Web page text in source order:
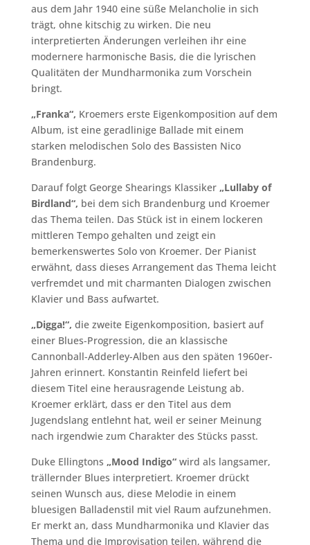
aus dem Jahr 1940 eine süße Melancholie in sich
trägt, ohne kitschig zu wirken. Die neu
interpretierten Änderungen verleihen ihr eine
modernere harmonische Basis, die die lyrischen
Qualitäten der Mundharmonika zum Vorschein
bringt.
„Franka“, Kroemers erste Eigenkomposition auf dem
Album, ist eine geradlinige Ballade mit einem
starken melodischen Solo des Bassisten Nico
Brandenburg.
Darauf folgt George Shearings Klassiker „Lullaby of
Birdland“, bei dem sich Brandenburg und Kroemer
das Thema teilen. Das Stück ist in einem lockeren
mittleren Tempo gehalten und zeigt ein
bemerkenswertes Solo von Kroemer. Der Pianist
erwähnt, dass dieses Arrangement das Thema leicht
verfremdet und mit charmanten Dialogen zwischen
Klavier und Bass aufwartet.
„Digga!“, die zweite Eigenkomposition, basiert auf
einer Blues-Progression, die an klassische
Cannonball-Adderley-Alben aus den späten 1960er-
Jahren erinnert. Konstantin Reinfeld liefert bei
diesem Titel eine herausragende Leistung ab.
Kroemer erklärt, dass er den Titel aus dem
Jugendslang entlehnt hat, weil er seiner Meinung
nach irgendwie zum Charakter des Stücks passt.
Duke Ellingtons „Mood Indigo“wird als langsamer,
trällernder Blues interpretiert. Kroemer drückt
seinen Wunsch aus, diese Melodie in einem
bluesigen Balladenstil mit viel Raum aufzunehmen.
Er merkt an, dass Mundharmonika und Klavier das
Thema und die Improvisation teilen, während die